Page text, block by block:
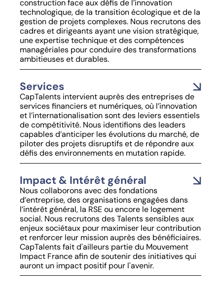
construction face aux défis de l’innovation
technologique, de la transition écologique et de la
gestion de projets complexes. Nous recrutons des
cadres et dirigeants ayant une vision stratégique,
une expertise technique et des compétences
managériales pour conduire des transformations
ambitieuses et durables.
Services
CapTalents intervient auprès des entreprises de
services financiers et numériques, où l’innovation
et l’internationalisation sont des leviers essentiels
de compétitivité. Nous identifions des leaders
capables d’anticiper les évolutions du marché, de
piloter des projets disruptifs et de répondre aux
défis des environnements en mutation rapide.
Impact & Intérêt général
Nous collaborons avec des fondations
d’entreprise, des organisations engagées dans
l’intérêt général, la RSE ou encore le logement
social. Nous recrutons des Talents sensibles aux
enjeux sociétaux pour maximiser leur contribution
et renforcer leur mission auprès des bénéficiaires.
CapTalents fait d'ailleurs partie du Mouvement
Impact France afin de soutenir des initiatives qui
auront un impact positif pour l'avenir.